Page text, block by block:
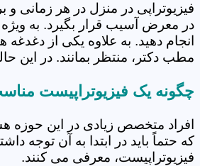
فیزیوتراپی در منزل در هر زمانی
در معرض آسیب قرار بگیرد. به
انجام دهید. به علاوه یکی از
مطب دکتر، منتظر بمانند. در این
چگونه یک فیزیوتراپیست
افراد متخصص زیادی در این حوزه
که حتماً باید در ابتدا به آن توجه
فیزیوتراپیست، معرفی می کنند.